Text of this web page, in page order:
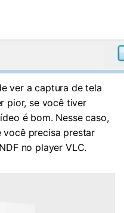
ver a captura de tela
pior, se você tiver
é bom. Nesse caso,
você precisa prestar
no player VLC.